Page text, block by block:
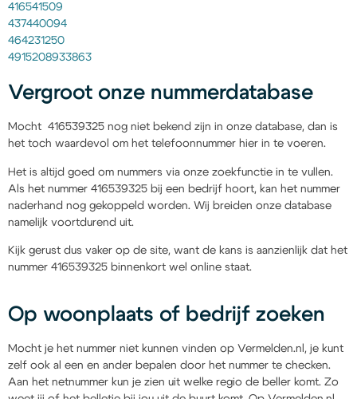
416541509
437440094
464231250
4915208933863
Vergroot onze nummerdatabase
Mocht 416539325 nog niet bekend zijn in onze database, dan is
het toch waardevol om het telefoonnummer hier in te voeren.
Het is altijd goed om nummers via onze zoekfunctie in te vullen.
Als het nummer 416539325 bij een bedrijf hoort, kan het nummer
naderhand nog gekoppeld worden. Wij breiden onze database
namelijk voortdurend uit.
Kijk gerust dus vaker op de site, want de kans is aanzienlijk dat het
nummer 416539325 binnenkort wel online staat.
Op woonplaats of bedrijf zoeken
Mocht je het nummer niet kunnen vinden op Vermelden.nl, je kunt
zelf ook al een en ander bepalen door het nummer te checken.
Aan het netnummer kun je zien uit welke regio de beller komt. Zo